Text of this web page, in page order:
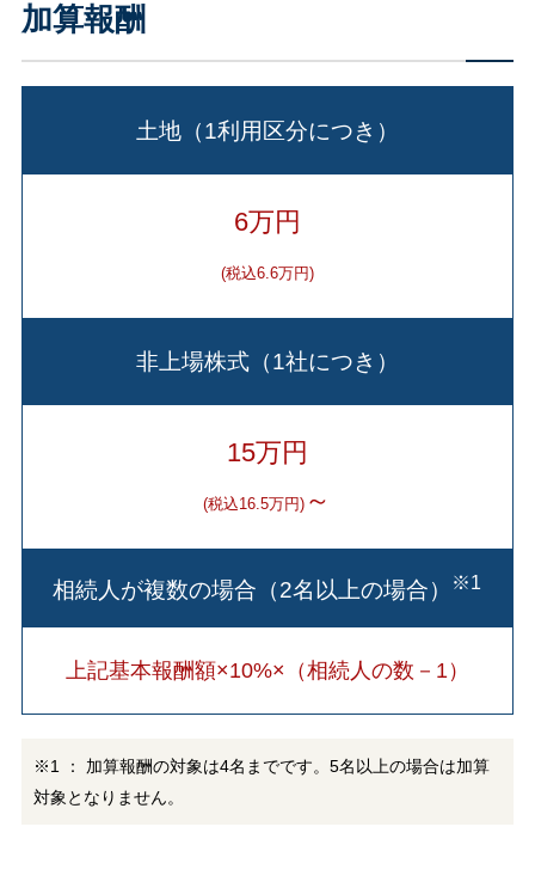
加算報酬
土地（1利用区分につき）
6万円
(税込6.6万円)
非上場株式（1社につき）
15万円
(税込16.5万円) ～
相続人が複数の場合（2名以上の場合） ※1
上記基本報酬額×10%×（相続人の数－1）
※1 ： 加算報酬の対象は4名までです。5名以上の場合は加算
対象となりません。